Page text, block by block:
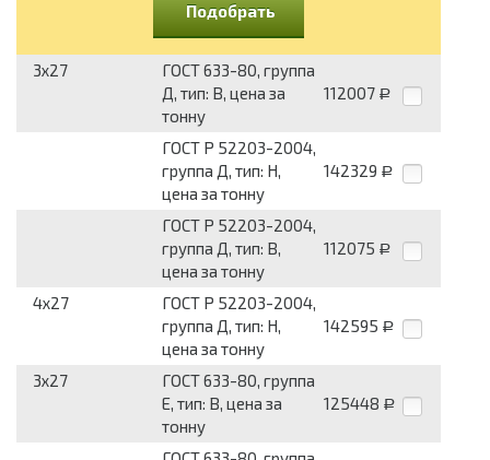
Подобрать
3x27
ГОСТ 633-80, группа
Д, тип: В, цена за
тонну
112007 Р
ГОСТ Р 52203-2004,
группа Д, тип: Н,
цена за тонну
142329 Р
ГОСТ Р 52203-2004,
группа Д, тип: В,
цена за тонну
112075 Р
4x27
ГОСТ Р 52203-2004,
группа Д, тип: Н,
цена за тонну
142595 Р
3x27
ГОСТ 633-80, группа
Е, тип: В, цена за
тонну
125448 Р